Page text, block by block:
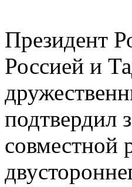
Президент
Россией и
подтвердил
совместной